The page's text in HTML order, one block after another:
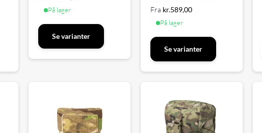
På lager
Se varianter
Fra kr.589,00
På lager
Se varianter